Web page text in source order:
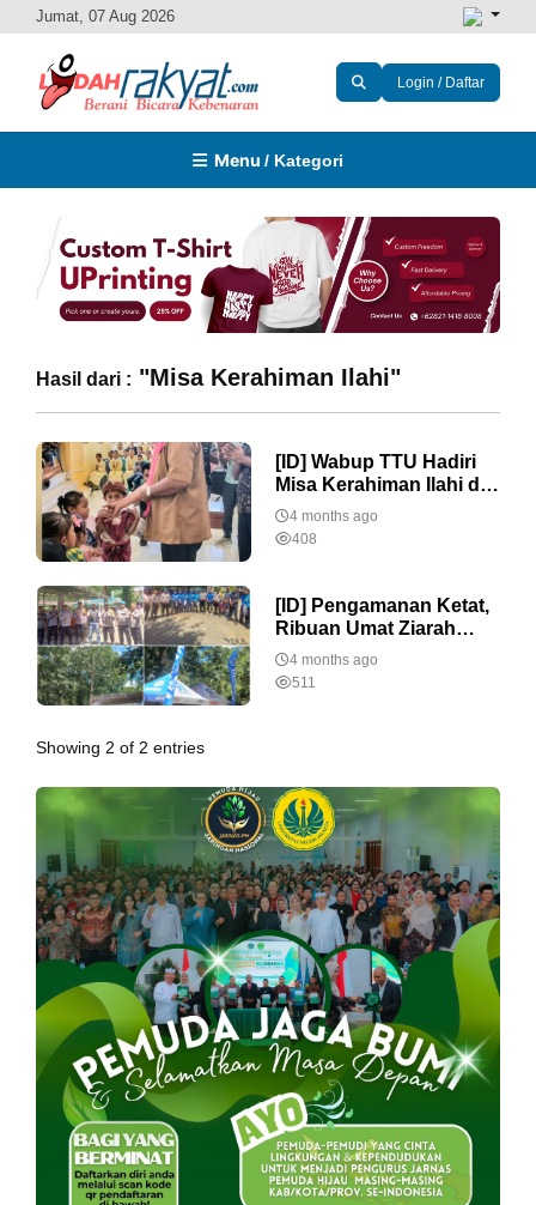
Jumat, 07 Aug 2026
Login / Daftar
Menu / Kategori
Hasil dari : "Misa Kerahiman Ilahi"
[ID] Wabup TTU Hadiri
Misa Kerahiman Ilahi di
Oenopu, Serahkan
Bantuan dan Tekankan
4 months ago
408
[ID] Pengamanan Ketat,
Ribuan Umat Ziarah
Kerahiman Ilahi, Misa
Maubesi Berlangsung
4 months ago
511
Showing 2 of 2 entries